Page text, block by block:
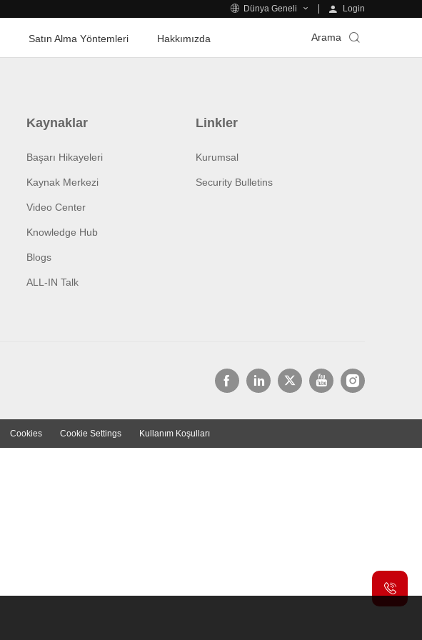
Dünya Geneli Login
Satın Alma Yöntemleri Hakkımızda Arama
Kaynaklar
Başarı Hikayeleri
Kaynak Merkezi
Video Center
Knowledge Hub
Blogs
ALL-IN Talk
Linkler
Kurumsal
Security Bulletins
Cookies Cookie Settings Kullanım Koşulları